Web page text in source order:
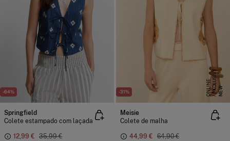
-64%
Springfield
Colete estampado com laçada
12,99 € 35,99 €
-31% NEW
E
X
C
L
US
I
V
E
O
N
L
I
N
E
Meisie
Colete de malha
44,99 € 64,90 €